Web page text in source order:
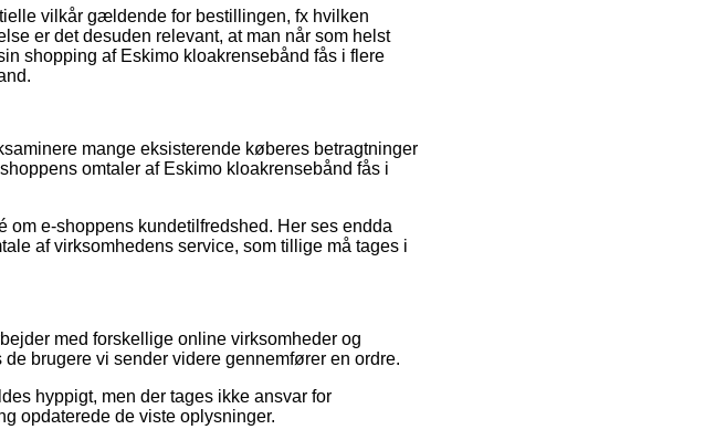
vilkår gældende for bestillingen, fx hvilken
er det desuden relevant, at man når som helst
shopping af Eskimo kloakrensebånd fås i flere
mange eksisterende køberes betragtninger
omtaler af Eskimo kloakrensebånd fås i
e-shoppens kundetilfredshed. Her ses endda
af virksomhedens service, som tillige må tages i
med forskellige online virksomheder og
brugere vi sender videre gennemfører en ordre.
hyppigt, men der tages ikke ansvar for
opdaterede de viste oplysninger.